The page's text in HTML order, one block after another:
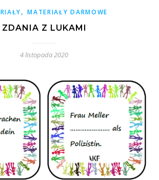
,MATERIAŁY DARMOWE
ZDANIA Z LUKAMI
4 listopada 2020